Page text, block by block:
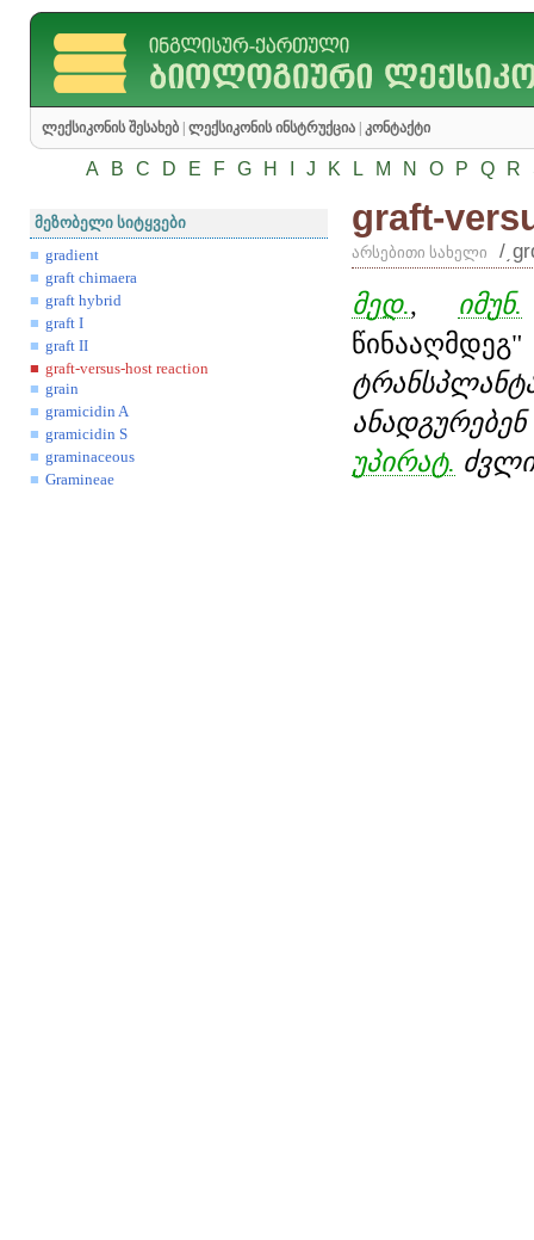
ლექსიკონის შესახებ ლექსიკონის ინსტრუქცია კონტაქტი
A B C D E F G H J K L M N O P Q R
მეზობელი სიტყვები
gradient
graft chimaera
graft hybrid
graft I
graft II
graft-versus-host reaction
grain
gramicidin A
gramicidin S
graminaceous
Gramineae
graft-
არსებითი სახელი /
მედ., იმუნ.
უპირატ.